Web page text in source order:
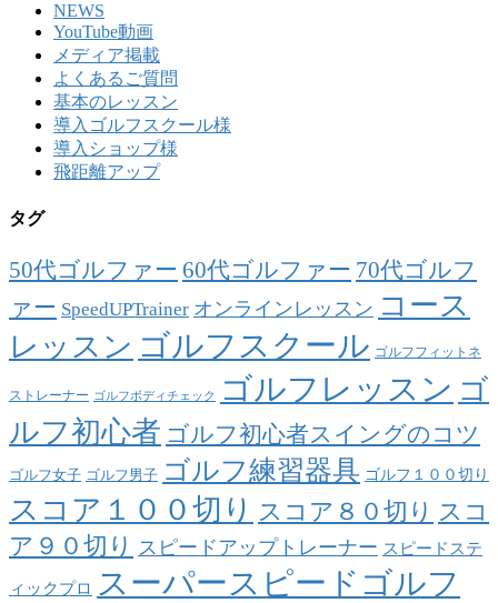
NEWS
YouTube動画
メディア掲載
よくあるご質問
基本のレッスン
導入ゴルフスクール様
導入ショップ様
飛距離アップ
タグ
50代ゴルファー 60代ゴルファー 70代ゴルフ
ァー SpeedUPTrainer オンラインレッスン コース
レッスン ゴルフスクール ゴルフフィットネ
ストレーナー ゴルフボディチェック ゴルフレッスン ゴ
ルフ初心者 ゴルフ初心者スイングのコツ
ゴルフ女子 ゴルフ男子 ゴルフ練習器具 ゴルフ１００切り
スコア１００切り スコア８０切り スコ
ア９０切り スピードアップトレーナー スピードステ
ィックプロ スーパースピードゴルフ